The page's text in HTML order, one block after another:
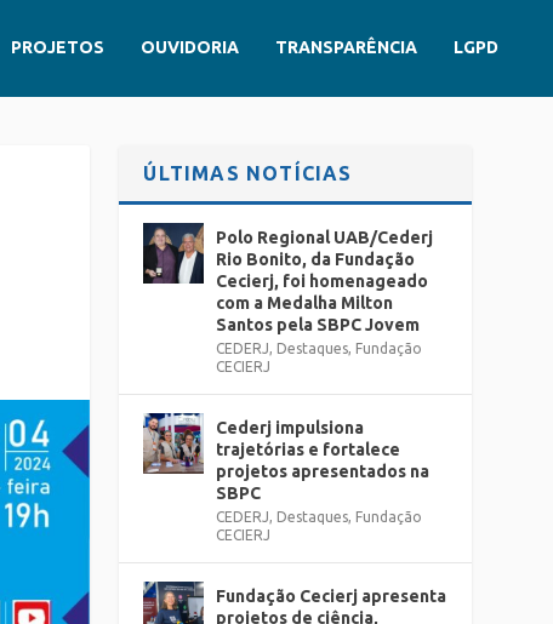
PROJETOS OUVIDORIA TRANSPARÊNCIA LGPD
ÚLTIMAS NOTÍCIAS
Polo Regional UAB/Cederj
Rio Bonito, da Fundação
Cecierj, foi homenageado
com a Medalha Milton
Santos pela SBPC Jovem
CEDERJ, Destaques, Fundação
CECIERJ
Cederj impulsiona
trajetórias e fortalece
projetos apresentados na
SBPC
CEDERJ, Destaques, Fundação
CECIERJ
Fundação Cecierj apresenta
projetos de ciência,